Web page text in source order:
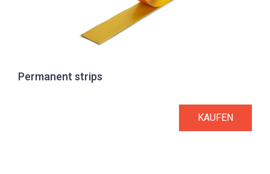
Permanent strips
KAUFEN